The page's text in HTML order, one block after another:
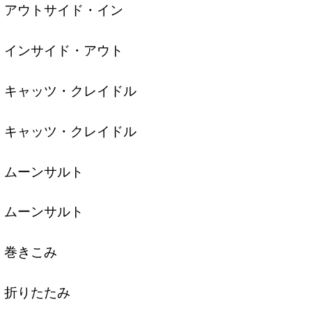
アウトサイド・イン
インサイド・アウト
キャッツ・クレイドル
キャッツ・クレイドル
ムーンサルト
ムーンサルト
巻きこみ
折りたたみ